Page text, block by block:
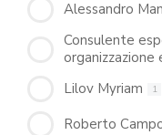
Alessandro
Consulente
organizzazione
Lilov Myriam 1
Roberto